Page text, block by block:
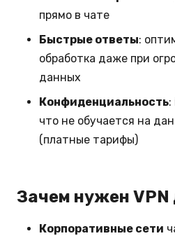
прямо в чате
Быстрые ответы:
обработка даже при
данных
Конфиденциальность:
что не обучается на
(платные тарифы)
Зачем нужен VPN
Корпоративные сети